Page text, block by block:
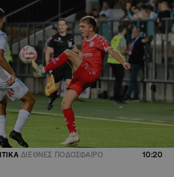
ΔΙΕΘΝΕΣ ΠΟΔΟΣΦΑΙΡΟ 10:20